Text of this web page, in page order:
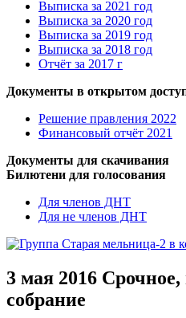
Выписка за 2021 год
Выписка за 2020 год
Выписка за 2019 год
Выписка за 2018 год
Отчёт за 2017 г
Документы в открытом
Решение правления 2022
Финансовый отчёт 2021
Документы для скачивания
Билютени для голосования
Для членов ДНТ
Для не членов ДНТ
3 мая 2016 Срочное,
собрание